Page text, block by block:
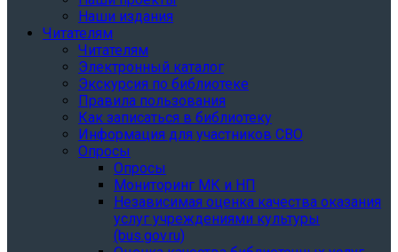
Наши издания
Читателям
Читателям
Электронный каталог
Экскурсия по библиотеке
Правила пользования
Как записаться в библиотеку
Информация для участников СВО
Опросы
Опросы
Мониторинг МК и НП
Независимая оценка качества оказания
услуг учреждениями культуры
(bus.gov.ru)